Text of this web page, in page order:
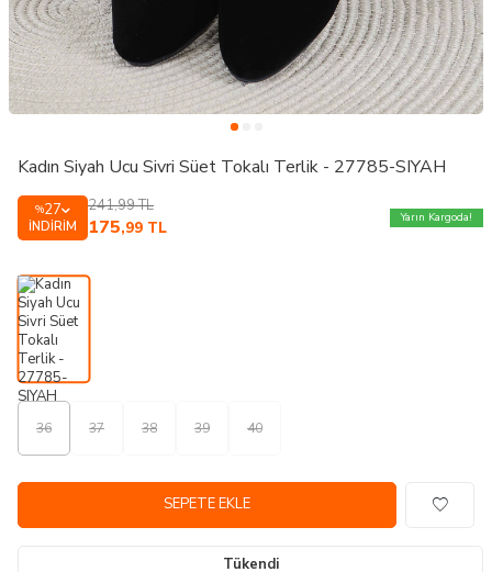
Kadın Siyah Ucu Sivri Süet Tokalı Terlik - 27785-SIYAH
%27
İNDIRIM
241,99TL
175,99 TL
Yarın Kargoda!
36 37 38 39 40
SEPETE EKLE
Tükendi